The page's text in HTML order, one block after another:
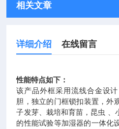
相关文章
详细介绍 在线留言
性能特点如下：
该产品外框采用流线合金设
胆，独立的门框锁扣装置，外
子发芽、栽培和育苗，昆虫 、
的性能试验等加湿器的一体化